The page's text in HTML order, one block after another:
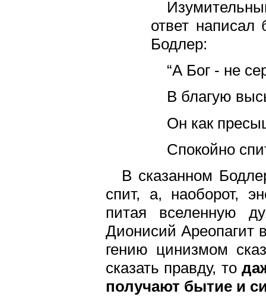
ответ
Бодлер:
“А Бог - не
В благую
Он как
Спокойно
В сказанном
спит, а, наоборот,
питая вселенную
Дионисий Ареопагит
гению цинизмом
сказать правду, то
получают бытие и